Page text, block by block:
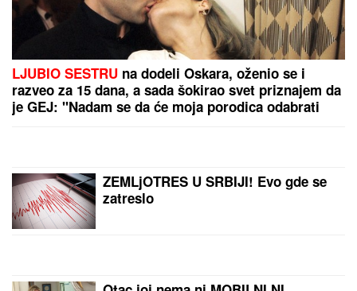
"ŽIVOT KOJI ČUVAM VIŠE OD SVOG"Bojana